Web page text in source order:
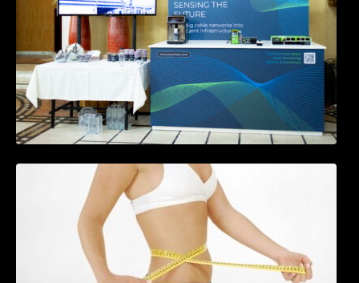
Tratamentul Wegovy® generează o scădere
în greutate de până la 22,6% la femei în
perioada menopauzei și reduce la jumătate
riscul de migrene